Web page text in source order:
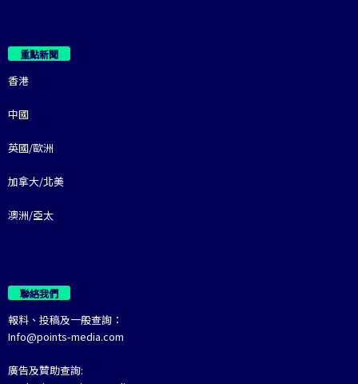
重點新聞
香港
中國
英國/歐洲
加拿大/北美
澳洲/亞太
聯絡我們
報料、投稿及一般查詢：
Info@points-media.com
廣告及贊助查詢: